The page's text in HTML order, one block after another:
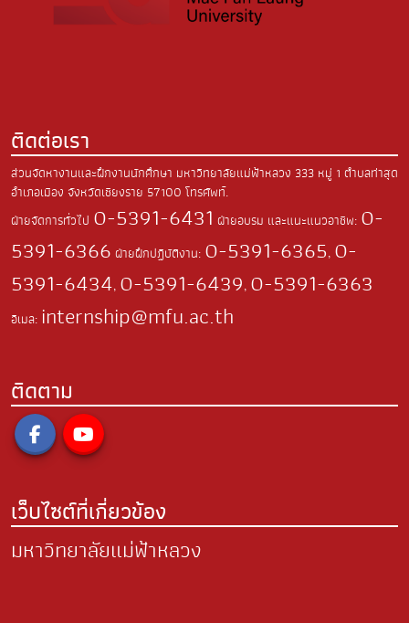
ติดต่อเรา
ส่วนจัดหางานและฝึกงานนักศึกษา มหาวิทยาลัยแม่ฟ้าหลวง 333 หมู่ 1 ตำบลท่าสุด
อำเภอเมือง จังหวัดเชียงราย 57100 โทรศัพท์.
ฝ่ายจัดการทั่วไป 0-5391-6431 ฝ่ายอบรม และแนะแนวอาชีพ: 0-
5391-6366 ฝ่ายฝึกปฏิบัติงาน: 0-5391-6365, 0-
5391-6434, 0-5391-6439, 0-5391-6363
อีเมล: internship@mfu.ac.th
ติดตาม
เว็บไซต์ที่เกี่ยวข้อง
มหาวิทยาลัยแม่ฟ้าหลวง